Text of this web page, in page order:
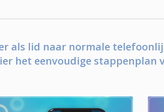
als lid naar normale
het eenvoudige stappenplan